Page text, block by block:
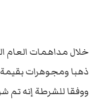
خلال مداهمات
ووفقا للشرطة إنه تم